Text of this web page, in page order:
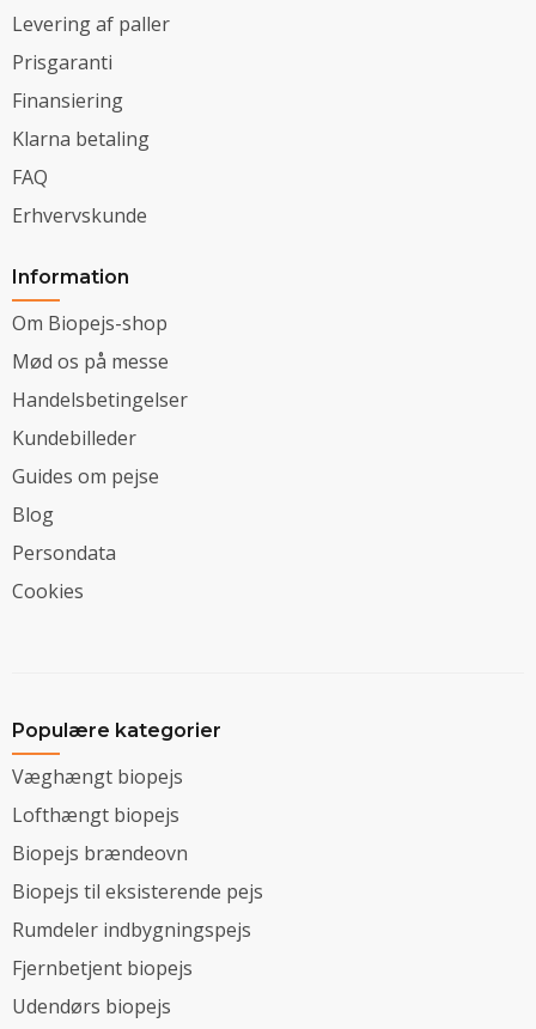
Levering af paller
Prisgaranti
Finansiering
Klarna betaling
FAQ
Erhvervskunde
Information
Om Biopejs-shop
Mød os på messe
Handelsbetingelser
Kundebilleder
Guides om pejse
Blog
Persondata
Cookies
Populære kategorier
Væghængt biopejs
Lofthængt biopejs
Biopejs brændeovn
Biopejs til eksisterende pejs
Rumdeler indbygningspejs
Fjernbetjent biopejs
Udendørs biopejs